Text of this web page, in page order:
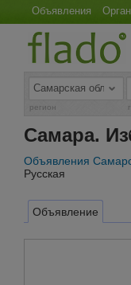
Объявления
регион
Самара.
Объявления
Русская
Объявление